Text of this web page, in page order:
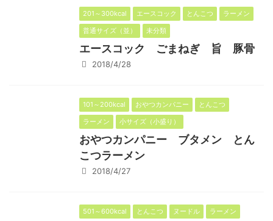
201～300kcal エースコック とんこつ
ラーメン
普通サイズ（並）
未分類
エースコック ごまねぎ 旨 豚骨
2018/4/28
101～200kcal おやつカンパニー
とんこつ
ラーメン
小サイズ（小盛り）
おやつカンパニー ブタメン とん
こつラーメン
2018/4/27
501～600kcal とんこつ ヌードル
ラーメン